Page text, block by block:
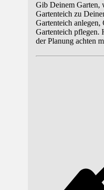
Gib Deinem Garten,
Gartenteich zu
Gartenteich anlegen,
Gartenteich pflegen.
der Planung achten